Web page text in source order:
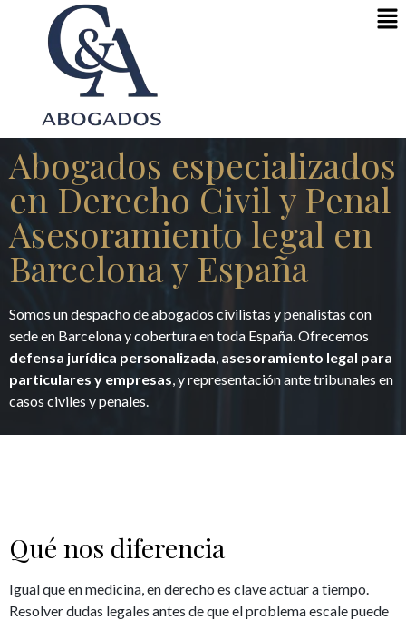
Abogados especializados
en Derecho Civil y Penal
Asesoramiento legal en
Barcelona y España
Somos un despacho de abogados civilistas y penalistas con
sede en Barcelona y cobertura en toda España. Ofrecemos
defensa jurídica personalizada, asesoramiento legal para
particulares y empresas, y representación ante tribunales en
casos civiles y penales.
Qué nos diferencia
Igual que en medicina, en derecho es clave actuar a tiempo.
Resolver dudas legales antes de que el problema escale puede